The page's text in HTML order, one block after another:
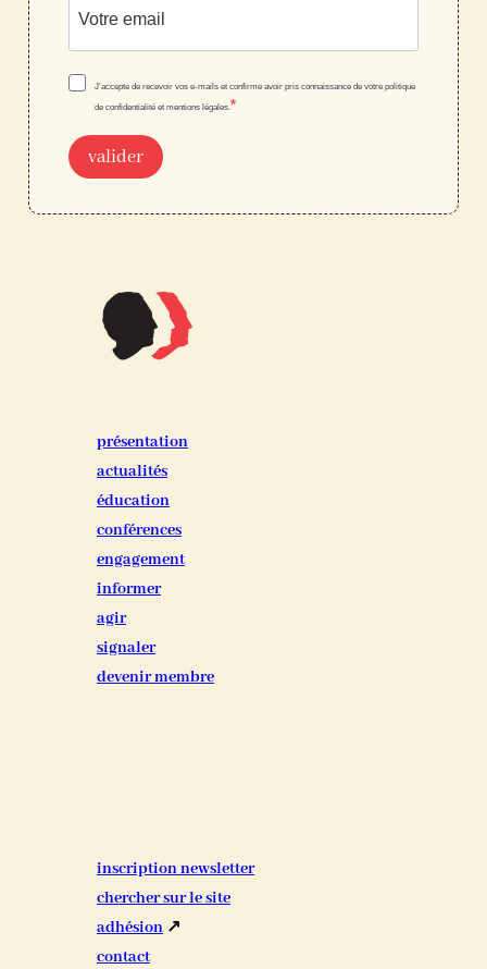
J’accepte de recevoir vos e-mails et confirme avoir pris connaissance de votre politique
de confidentialité et mentions légales.
valider
présentation
actualités
éducation
conférences
engagement
informer
agir
signaler
devenir membre
inscription newsletter
chercher sur le site
adhésion↗
contact